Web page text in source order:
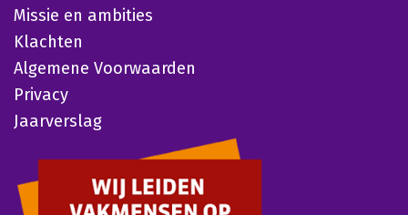
Missie en ambities
Klachten
Algemene Voorwaarden
Privacy
Jaarverslag